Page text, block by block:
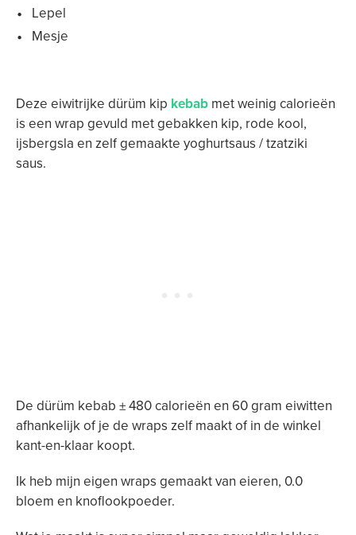
Lepel
Mesje
Deze eiwitrijke dürüm kip kebab met weinig calorieën
is een wrap gevuld met gebakken kip, rode kool,
ijsbergsla en zelf gemaakte yoghurtsaus / tzatziki
saus.
De dürüm kebab ± 480 calorieën en 60 gram eiwitten
afhankelijk of je de wraps zelf maakt of in de winkel
kant-en-klaar koopt.
Ik heb mijn eigen wraps gemaakt van eieren, 0.0
bloem en knoflookpoeder.